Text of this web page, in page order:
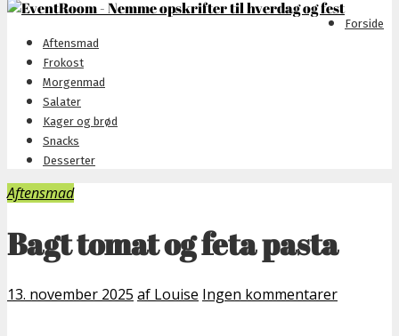
Forside
Aftensmad
Frokost
Morgenmad
Salater
Kager og brød
Snacks
Desserter
Aftensmad
Bagt tomat og feta pasta
13. november 2025 af Louise Ingen kommentarer